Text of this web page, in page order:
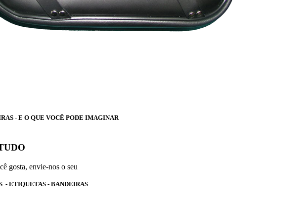
- E O QUE VOCÊ PODE IMAGINAR
gosta, envie-nos o seu
- ETIQUETAS - BANDEIRAS